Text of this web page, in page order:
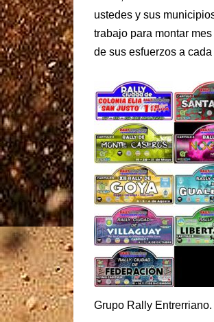
ustedes y sus
trabajo para montar
de sus esfuerzos a
Grupo Rally Entrerriano.